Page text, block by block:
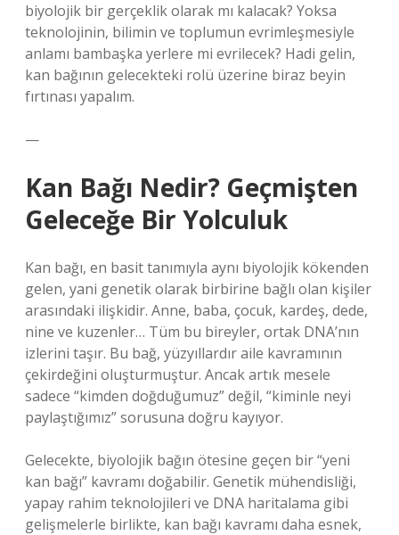
biyolojik bir gerçeklik olarak mı kalacak? Yoksa
teknolojinin, bilimin ve toplumun evrimleşmesiyle
anlamı bambaşka yerlere mi evrilecek? Hadi gelin,
kan bağının gelecekteki rolü üzerine biraz beyin
fırtınası yapalım.
—
Kan Bağı Nedir? Geçmişten
Geleceğe Bir Yolculuk
Kan bağı, en basit tanımıyla aynı biyolojik kökenden
gelen, yani genetik olarak birbirine bağlı olan kişiler
arasındaki ilişkidir. Anne, baba, çocuk, kardeş, dede,
nine ve kuzenler… Tüm bu bireyler, ortak DNA’nın
izlerini taşır. Bu bağ, yüzyıllardır aile kavramının
çekirdeğini oluşturmuştur. Ancak artık mesele
sadece “kimden doğduğumuz” değil, “kiminle neyi
paylaştığımız” sorusuna doğru kayıyor.
Gelecekte, biyolojik bağın ötesine geçen bir “yeni
kan bağı” kavramı doğabilir. Genetik mühendisliği,
yapay rahim teknolojileri ve DNA haritalama gibi
gelişmelerle birlikte, kan bağı kavramı daha esnek,